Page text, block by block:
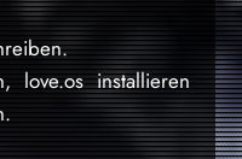
love.os installieren